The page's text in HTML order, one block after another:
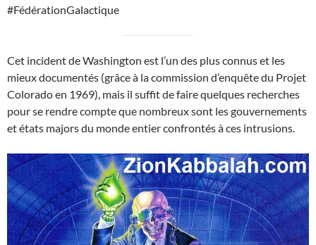
#FédérationGalactique
Cet incident de Washington est l’un des plus connus et les
mieux documentés (grâce à la commission d’enquête du Projet
Colorado en 1969), mais il suffit de faire quelques recherches
pour se rendre compte que nombreux sont les gouvernements
et états majors du monde entier confrontés à ces intrusions.